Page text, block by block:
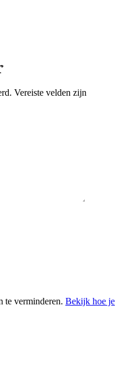
Vereiste velden zijn
te verminderen. Bekijk hoe je